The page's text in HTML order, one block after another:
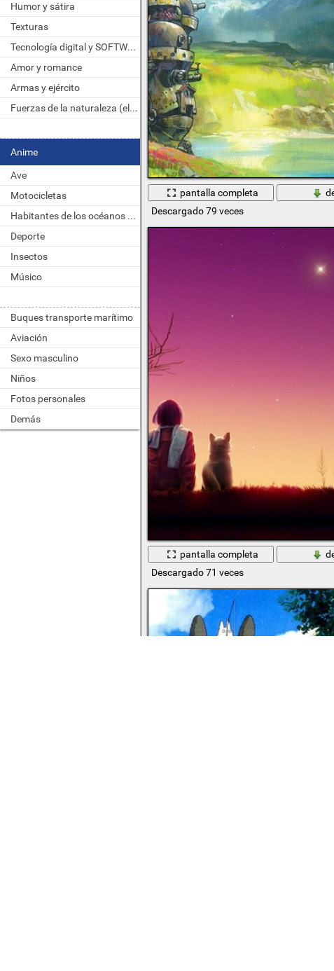
Humor y sátira
Texturas
Tecnología digital y SOFTWARE
Amor y romance
Armas y ejército
Fuerzas de la naturaleza (elemento)
Anime
Ave
Motocicletas
Habitantes de los océanos y ríos
Deporte
Insectos
Músico
Buques transporte marítimo
Aviación
Sexo masculino
Niños
Fotos personales
Demás
pantalla completa
Descargado 79 veces
pantalla completa
Descargado 71 veces